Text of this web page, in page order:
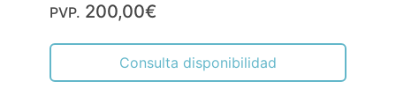
PVP. 200,00€
Consulta disponibilidad